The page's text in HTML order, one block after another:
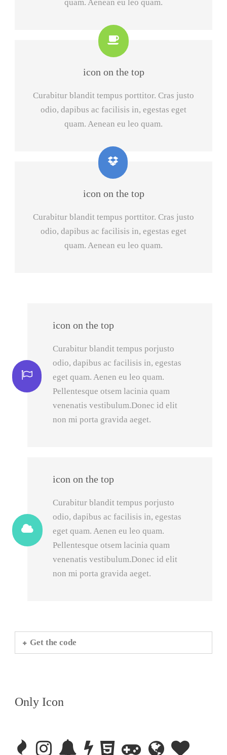
quam. Aenean eu leo quam.
icon on the top
Curabitur blandit tempus porttitor. Cras justo
odio, dapibus ac facilisis in, egestas eget
quam. Aenean eu leo quam.
icon on the top
Curabitur blandit tempus porttitor. Cras justo
odio, dapibus ac facilisis in, egestas eget
quam. Aenean eu leo quam.
icon on the top
Curabitur blandit tempus porjusto
odio, dapibus ac facilisis in, egestas
eget quam. Aenen eu leo quam.
Pellentesque otsem lacinia quam
venenatis vestibulum.Donec id elit
non mi porta gravida aeget.
icon on the top
Curabitur blandit tempus porjusto
odio, dapibus ac facilisis in, egestas
eget quam. Aenen eu leo quam.
Pellentesque otsem lacinia quam
venenatis vestibulum.Donec id elit
non mi porta gravida aeget.
Get the code
Only Icon